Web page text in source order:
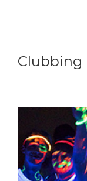
Clubbing